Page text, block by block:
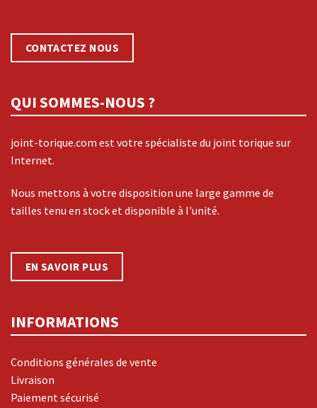
CONTACTEZ NOUS
QUI SOMMES-NOUS ?
joint-torique.com est votre spécialiste du joint torique sur
Internet.
Nous mettons à votre disposition une large gamme de
tailles tenu en stock et disponible à l'unité.
EN SAVOIR PLUS
INFORMATIONS
Conditions générales de vente
Livraison
Paiement sécurisé